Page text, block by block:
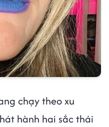
chạy theo xu
hành hai sắc thái